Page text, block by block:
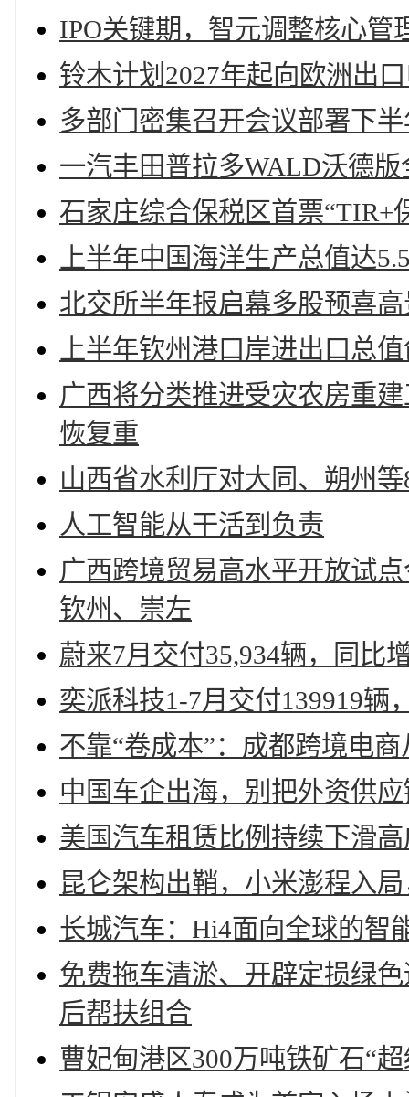
IPO关键期，智元调整核心管
铃木计划2027年起向欧洲出
多部门密集召开会议部署下
一汽丰田普拉多WALD沃德
石家庄综合保税区首票“TIR+
上半年中国海洋生产总值达
北交所半年报启幕多股预喜
上半年钦州港口岸进出口总
广西将分类推进受灾农房重
恢复重
山西省水利厅对大同、朔州
人工智能从干活到负责
广西跨境贸易高水平开放试
钦州、崇左
蔚来7月交付35,934辆，同比
奕派科技1-7月交付139919辆
不靠“卷成本”：成都跨境电
中国车企出海，别把外资供应
美国汽车租赁比例持续下滑
昆仑架构出鞘，小米澎程入
长城汽车：Hi4面向全球的智
免费拖车清淤、开辟定损绿
后帮扶组合
曹妃甸港区300万吨铁矿石“